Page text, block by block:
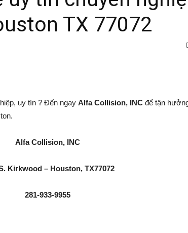
TX 77072
uy tín ? Đến ngay Alfa Collision, INC để tận
Alfa Collision, INC
Kirkwood – Houston, TX77072
281-933-9955